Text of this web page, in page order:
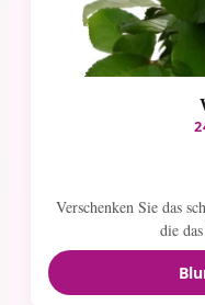
Verschenken Sie das
die